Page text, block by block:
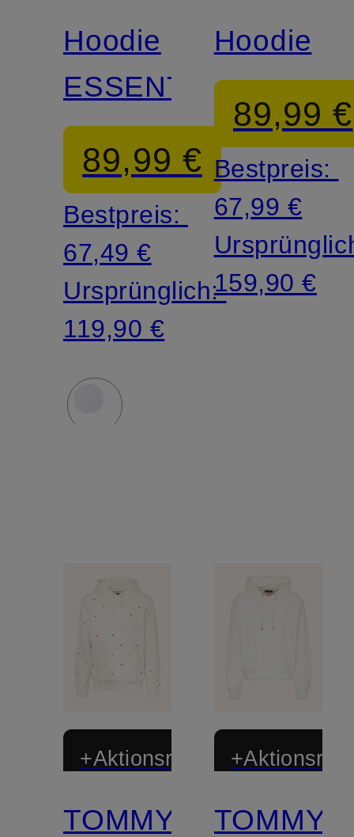
Hoodie
ESSENTIAL
89,99 €
Bestpreis:
67,49 €
Ursprünglich:
119,90 €
Hoodie
89,99 €
Bestpreis:
67,99 €
159,90 €
+Aktionsrabatt
TOMMY
TOMMY